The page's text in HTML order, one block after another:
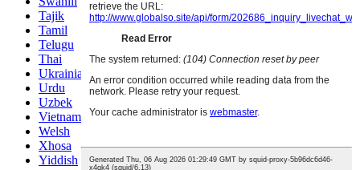
Tajik
Tamil
Telugu
Thai
Ukrainian
Urdu
Uzbek
Vietnamese
Welsh
Xhosa
Yiddish